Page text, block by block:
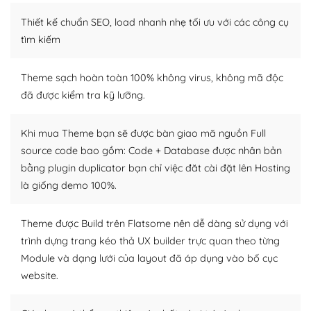
WordPress là nơi lưu trữ cho một diễn đàn cộng đồng
người cuồng tín WordPress.
Nếu bạn gặp khó khăn, bạn có thể lên mạng và tìm
lời, giải đáp vấn đề của bạn.
Cộng đồng sử dụng WordPress sẵn sàng hỗ trợ bạn
– Đa dạng plugin và themes
Plugin mở rộng là thành phần cài đặt thêm vào
WordPress để tăng thêm các tính năng cần thiết. Có
nhiều plugin trả phí hoặc miễn phí.
Nhờ lượng người dùng đông đảo, thư viện themes và
Thiết kế chuẩn SEO, load nhanh nhẹ tối ưu với các công cụ
tìm kiếm
Theme sạch hoàn toàn 100% không virus, không mã độc
đã được kiểm tra kỹ lưỡng.
Khi mua Theme bạn sẽ được bàn giao mã nguồn Full
source code bao gồm: Code + Database được nhân bản
bằng plugin duplicator bạn chỉ việc đăt cài đặt lên Hosting
là giống demo 100%.
Theme được Build trên Flatsome nên dễ dàng sử dụng với
trình dựng trang kéo thả UX builder trực quan theo từng
Module và dạng lưới của layout đã áp dụng vào bố cục
website.